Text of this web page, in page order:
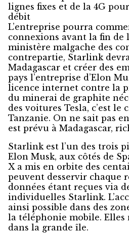
lignes fixes et de la 4G
débit
L’entreprise pourra
connexions avant la fin de
ministère malgache des
contrepartie, Starlink
Madagascar et créer des
pays l’entreprise d’Elon
licence internet contre la
du minerai de graphite
des voitures Tesla, c’est le
Tanzanie. On ne sait pas
est prévu à Madagascar,
Starlink est l’un des trois
Elon Musk, aux côtés de
X a mis en orbite des
peuvent desservir chaque
données étant reçues via
individuelles Starlink.
ainsi possible dans des
la téléphonie mobile. Elles
dans la grande île.